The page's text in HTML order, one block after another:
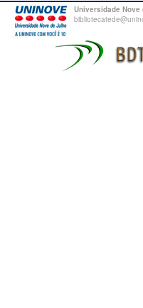
Universidade Nove